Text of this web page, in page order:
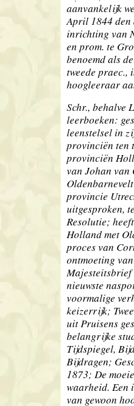
aanvankelijk
April 1844 den
inrichting van
en prom. te
benoemd als
tweede praec.,
hoogleeraar
Schr., behalve
leerboeken:
leenstelsel in
provinciën ten
provinciën
van Johan van
provincie
uitgesproken,
Resolutie;
Holland met
proces van
ontmoeting
Majesteitsbrief
nieuwste
voormalige
keizerrijk;
uit Pruisens
belangrijke
Tijdspiegel,
Bijdragen;
1873; De
waarheid. Een
van gewoon